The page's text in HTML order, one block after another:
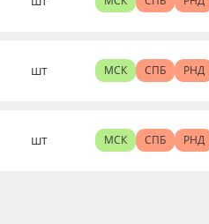
шт МСК СПБ РНД
шт МСК СПБ РНД